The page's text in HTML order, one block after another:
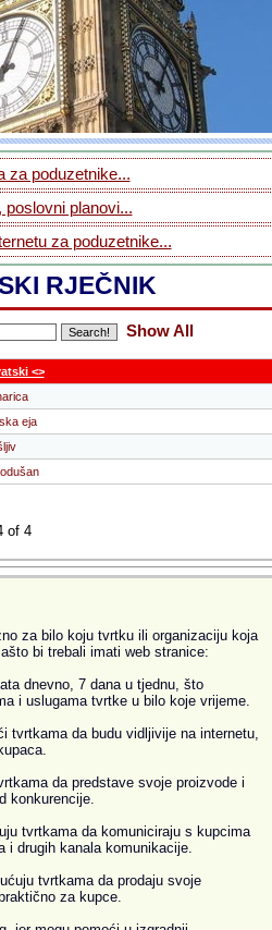
za poduzetnike...
poslovni planovi...
za poduzetnike...
RJEČNIK
Show All
<>
eja
of 4
za bilo koju tvrtku ili organizaciju koja
bi trebali imati web stranice:
dnevno, 7 dana u tjednu, što
i uslugama tvrtke u bilo koje vrijeme.
tvrtkama da budu vidljivije na internetu,
da predstave svoje proizvode i
konkurencije.
tvrtkama da komuniciraju s kupcima
drugih kanala komunikacije.
tvrtkama da prodaju svoje
za kupce.